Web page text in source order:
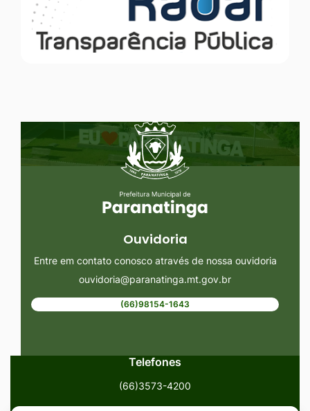
Seção do Rodapé e Ouvidoria/
Ouvidoria
Entre em contato conosco através de nossa ouvidoria
ouvidoria@paranatinga.mt.gov.br
(66)98154-1643
Telefones
(66)3573-4200